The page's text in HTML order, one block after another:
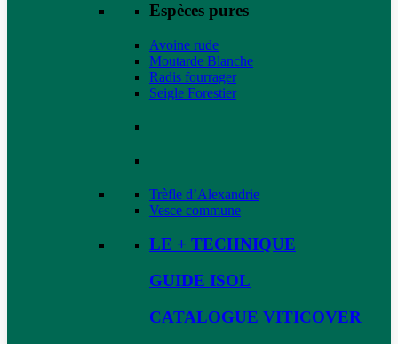
Espèces pures
Avoine rude
Moutarde Blanche
Radis fourrager
Seigle Forestier
Trèfle d’Alexandrie
Vesce commune
LE + TECHNIQUE
GUIDE ISOL
CATALOGUE VITICOVER